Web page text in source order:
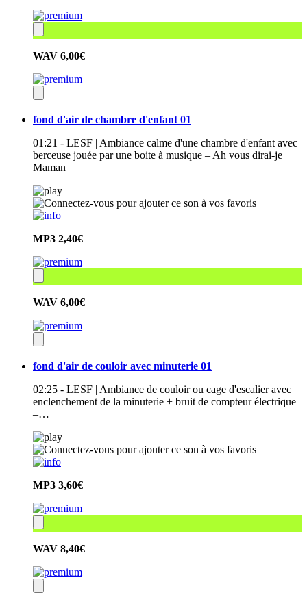
WAV 6,00€
fond d'air de chambre d'enfant 01
01:21 - LESF | Ambiance calme d'une chambre d'enfant avec
berceuse jouée par une boite à musique – Ah vous dirai-je
Maman
MP3 2,40€
WAV 6,00€
fond d'air de couloir avec minuterie 01
02:25 - LESF | Ambiance de couloir ou cage d'escalier avec
enclenchement de la minuterie + bruit de compteur électrique
–…
MP3 3,60€
WAV 8,40€